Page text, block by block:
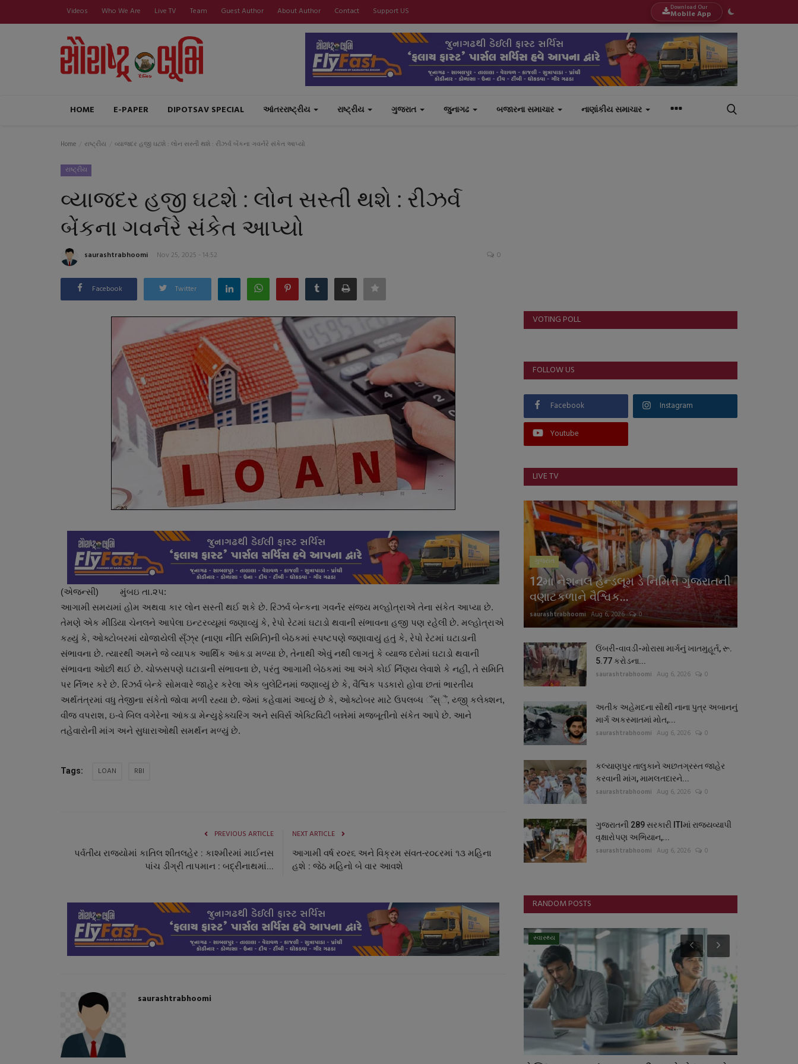
Videos Who We Are Live TV Team Guest Author About Author Contact Support US Download Our
Mobile App
HOME E-PAPER DIPOTSAV SPECIAL આંતરરાષ્ટ્રીય રાષ્ટ્રીય ગુજરાત જુનાગઢ બજારના સમાચાર નાણાંકીય સમાચાર
Home રાષ્ટ્રીય વ્યાજદર હજી ઘટશે : લોન સસ્તી થશે : રીઝર્વ બેંકના ગવર્નરે સંકેત આપ્યો
રાષ્ટ્રીય
વ્યાજદર હજી ઘટશે : લોન સસ્તી થશે : રીઝર્વ
બેંકના ગવર્નરે સંકેત આપ્યો
saurashtrabhoomi Nov 25, 2025 - 14:52 0
Facebook Twitter
(એજન્સી) મુંબઇ તા.૨૫:
આગામી સમયમાં હોમ અથવા કાર લોન સસ્તી થઈ શકે છે. રિઝર્વ બેન્કના ગવર્નર સંજય મલ્હોત્રાએ તેના સંકેત આપ્યા છે.
તેમણે એક મીડિયા ચેનલને આપેલા ઇન્ટરવ્યૂમાં જણાવ્યું કે, રેપો રેટમાં ઘટાડો થવાની સંભાવના હજી પણ રહેલી છે. મલ્હોત્રાએ
કહ્યું કે, ઓક્ટોબરમાં યોજાયેલી સ્ઁઝ્ર (નાણા નીતિ સમિતિ)ની બેઠકમાં સ્પષ્ટપણે જણાવાયું હતું કે, રેપો રેટમાં ઘટાડાની
સંભાવના છે. ત્યારથી અમને જે વ્યાપક આર્થિક આંકડા મળ્યા છે, તેનાથી એવું નથી લાગતું કે વ્યાજ દરોમાં ઘટાડો થવાની
સંભાવના ઓછી થઈ છે. ચોક્કસપણે ઘટાડાની સંભાવના છે, પરંતુ આગામી બેઠકમાં આ અંગે કોઈ ર્નિણય લેવાશે કે નહીં, તે સમિતિ
પર ર્નિભર કરે છે. રિઝર્વ બેન્કે સોમવારે જાહેર કરેલા એક બુલેટિનમાં જણાવ્યું છે કે, વૈશ્વિક પડકારો હોવા છતાં ભારતીય
અર્થતંત્રમાં વધુ તેજીના સંકેતો જોવા મળી રહ્યા છે. જેમાં કહેવામાં આવ્યું છે કે, ઓક્ટોબર માટે ઉપલબ્ધ ઁસ્ૈં, ય્જી્ કલેક્શન,
વીજ વપરાશ, ઇ-વે બિલ વગેરેના આંકડા મેન્યુફેક્ચરિગ અને સવિર્સ એક્ટિવિટી બન્નેમાં મજબૂતીનો સંકેત આપે છે. આને
તહેવારોની માંગ અને સુધારાઓથી સમર્થન મળ્યું છે.
Tags: LOAN RBI
PREVIOUS ARTICLE
પર્વતીય રાજયોમાં કાતિલ શીતલહેર : કાશ્મીરમાં માઈનસ
પાંચ ડીગ્રી તાપમાન : બદ્રીનાથમાં...
NEXT ARTICLE
આગામી વર્ષ ર૦ર૬ અને વિક્રમ સંવત-ર૦૮રમાં ૧૩ મહિના
હશે : જેઠ મહિનો બે વાર આવશે
saurashtrabhoomi
VOTING POLL
FOLLOW US
Facebook Instagram
Youtube
LIVE TV
ગુજરાત
12મા નેશનલ હેન્ડલૂમ ડે નિમિત્તે ગુજરાતની
વણાટકળાને વૈશ્વિક...
saurashtrabhoomi Aug 6, 2026 0
ઉંબરી-વાવડી-મોરાસા માર્ગનું ખાતમુહૂર્ત, રૂ.
5.77 કરોડના...
saurashtrabhoomi Aug 6, 2026 0
અતીક અહેમદના સૌથી નાના પુત્ર અબાનનું
માર્ગ અકસ્માતમાં મોત,...
saurashtrabhoomi Aug 6, 2026 0
કલ્યાણપુર તાલુકાને અછતગ્રસ્ત જાહેર
કરવાની માંગ, મામલતદારને...
saurashtrabhoomi Aug 6, 2026 0
ગુજરાતની 289 સરકારી ITIમાં રાજ્યવ્યાપી
વૃક્ષારોપણ અભિયાન,...
saurashtrabhoomi Aug 6, 2026 0
RANDOM POSTS
સ્વાસ્થ્ય ગુનાખોરી સ્વાસ્થ્ય